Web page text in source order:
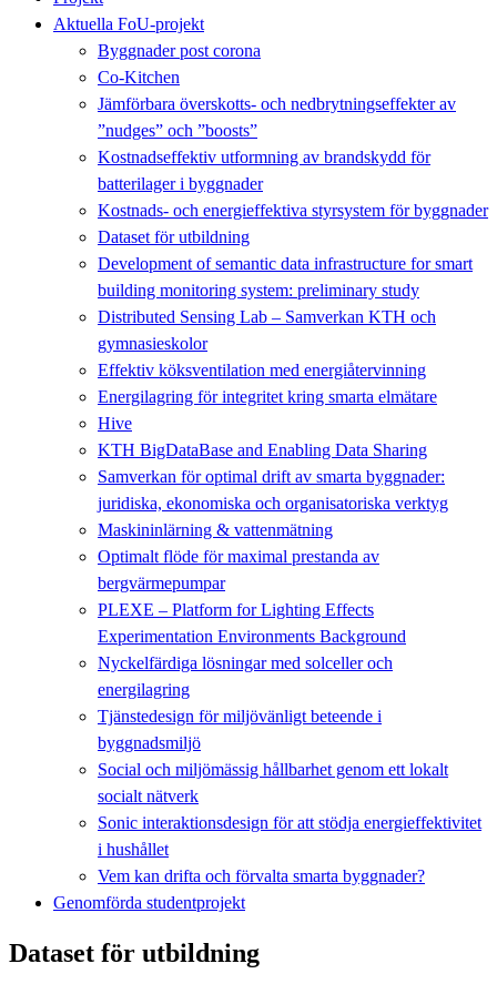
Aktuella FoU-projekt
Byggnader post corona
Co-Kitchen
Jämförbara överskotts- och nedbrytningseffekter av
”nudges” och ”boosts”
Kostnadseffektiv utformning av brandskydd för
batterilager i byggnader
Kostnads- och energieffektiva styrsystem för byggnader
Dataset för utbildning
Development of semantic data infrastructure for smart
building monitoring system: preliminary study
Distributed Sensing Lab – Samverkan KTH och
gymnasieskolor
Effektiv köksventilation med energiåtervinning
Energilagring för integritet kring smarta elmätare
Hive
KTH BigDataBase and Enabling Data Sharing
Samverkan för optimal drift av smarta byggnader:
juridiska, ekonomiska och organisatoriska verktyg
Maskininlärning & vattenmätning
Optimalt flöde för maximal prestanda av
bergvärmepumpar
PLEXE – Platform for Lighting Effects
Experimentation Environments Background
Nyckelfärdiga lösningar med solceller och
energilagring
Tjänstedesign för miljövänligt beteende i
byggnadsmiljö
Social och miljömässig hållbarhet genom ett lokalt
socialt nätverk
Sonic interaktionsdesign för att stödja energieffektivitet
i hushållet
Vem kan drifta och förvalta smarta byggnader?
Genomförda studentprojekt
Dataset för utbildning